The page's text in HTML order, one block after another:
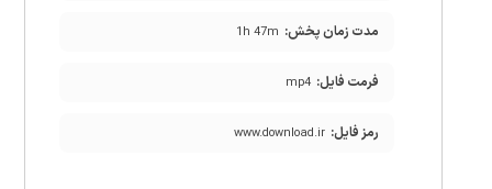
مدت زمان پخش: 1h 47m
فرمت فایل: mp4
رمز فایل: www.download.ir